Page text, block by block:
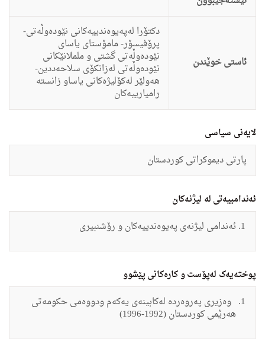
ئاستى خوێندن
دكتۆرا له‌په‌یوه‌ندییه‌كانی نێوده‌وڵه‌تی-
پرۆفیسۆر- مامۆستای یاسای
نێوده‌وڵه‌تی گشتی و ململانێكانی
نێوده‌وڵه‌تی له‌زانكۆی سلاحه‌ددین-
هه‌ولێر له‌كۆلیژه‌كانی یاساو زانسته‌
رامیارییه‌كان
لایەنی سیاسی
پارتی دیموكراتی كوردستان
ئەندامییەتی لە لیژنەکان
ئەندامی لیژنەی په‌یوه‌ندییه‌كان و رۆشنبیری
پوختەیەک لەپۆست و کارەکانی پێشوو
وه‌زیری په‌روه‌رده‌ له‌كابینه‌ی یه‌كه‌م ودووه‌می حكومه‌تی
هه‌رێمی كوردستان (1992-1996)